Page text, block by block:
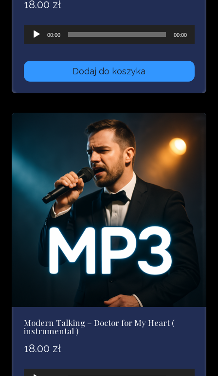
18.00 zł
Odtwarzacz
plików
dźwiękowych
00:00 00:00
Dodaj do koszyka
Modern Talking – Doctor for My Heart (
instrumental )
18.00 zł